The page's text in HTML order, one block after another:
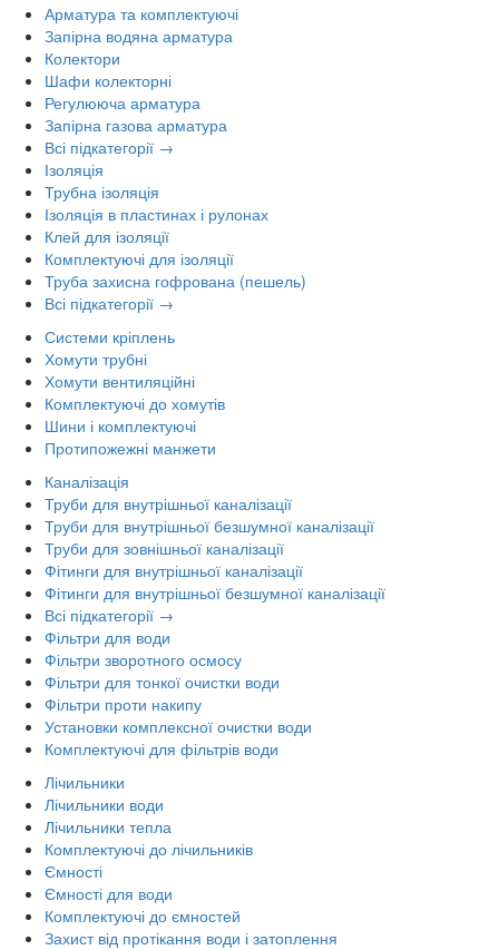
Арматура та комплектуючі
Запірна водяна арматура
Колектори
Шафи колекторні
Регулююча арматура
Запірна газова арматура
Всі підкатегорії →
Ізоляція
Трубна ізоляція
Ізоляція в пластинах і рулонах
Клей для ізоляції
Комплектуючі для ізоляції
Труба захисна гофрована (пешель)
Всі підкатегорії →
Системи кріплень
Хомути трубні
Хомути вентиляційні
Комплектуючі до хомутів
Шини і комплектуючі
Протипожежні манжети
Каналізація
Труби для внутрішньої каналізації
Труби для внутрішньої безшумної каналізації
Труби для зовнішньої каналізації
Фітинги для внутрішньої каналізації
Фітинги для внутрішньої безшумної каналізації
Всі підкатегорії →
Фільтри для води
Фільтри зворотного осмосу
Фільтри для тонкої очистки води
Фільтри проти накипу
Установки комплексної очистки води
Комплектуючі для фільтрів води
Лічильники
Лічильники води
Лічильники тепла
Комплектуючі до лічильників
Ємності
Ємності для води
Комплектуючі до ємностей
Захист від протікання води і затоплення